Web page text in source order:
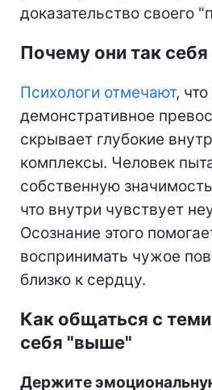
доказательство своего
Почему они так себя
Психологи отмечают, что
демонстративное
скрывает глубокие
комплексы. Человек
собственную
что внутри чувствует
Осознание этого
воспринимать чужое
близко к сердцу.
Как общаться с
себя "выше"
Держите